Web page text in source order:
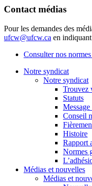
Contact médias
Pour les demandes des
ufcw@ufcw.ca en
Consulter nos
Notre syndicat
Notre syndicat
Trouvez
Statuts
Conseil
Histoire
Rapport
Normes
Médias et nouvelles
Médias et